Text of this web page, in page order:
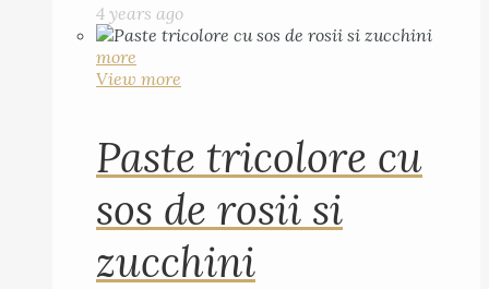
4 years ago
more
View more
Paste tricolore cu
sos de rosii si
zucchini